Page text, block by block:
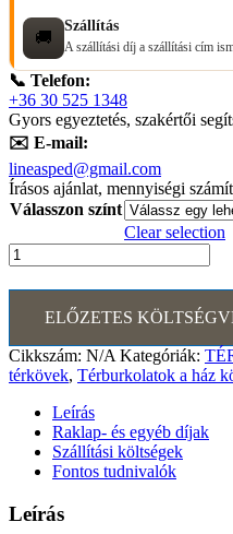
🚚
Szállítás
A szállítási díj a szállítási cím
📞 Telefon:
+36 30 525 1348
Gyors egyeztetés, szakértői
✉️ E-mail:
lineasped@gmail.com
Írásos ajánlat, mennyiségi
Válasszon színt
Clear selection
FRÜHWALD
Cicero
térkő
mennyiség
ELŐZETES
Cikkszám: N/A Kategóriák:
térkövek, Térburkolatok a ház
Leírás
Raklap- és egyéb díjak
Szállítási költségek
Fontos tudnivalók
Leírás